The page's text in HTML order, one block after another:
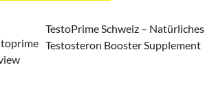
TestoPrime Schweiz – Natürliches
Testosteron Booster Supplement